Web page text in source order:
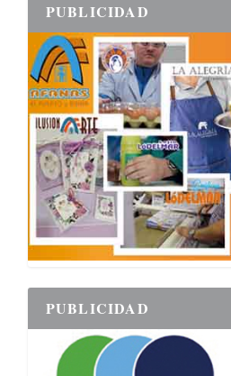
PUBLICIDAD
PUBLICIDAD